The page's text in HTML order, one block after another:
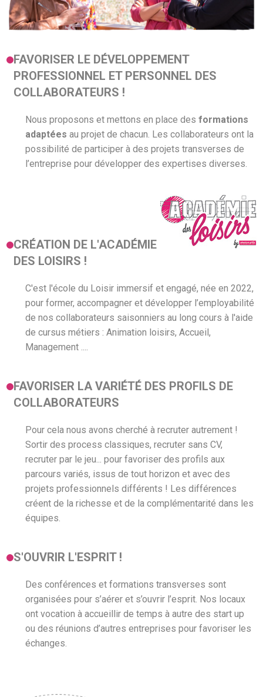
FAVORISER LE DÉVELOPPEMENT
PROFESSIONNEL ET PERSONNEL DES
COLLABORATEURS !
Nous proposons et mettons en place desformations
adaptées au projet de chacun. Les collaborateurs ont la
possibilité de participer à des projets transverses de
l’entreprise pour développer des expertises diverses.
CRÉATION DE L'ACADÉMIE
DES LOISIRS !
C'est l'école du Loisir immersif et engagé, née en 2022,
pour former, accompagner et développer l’employabilité
de nos collaborateurs saisonniers au long cours à l'aide
de cursus métiers : Animation loisirs, Accueil,
Management ....
FAVORISER LA VARIÉTÉ DES PROFILS DE
COLLABORATEURS
Pour cela nous avons cherché à recruter autrement !
Sortir des process classiques, recruter sans CV,
recruter par le jeu... pour favoriser des profils aux
parcours variés, issus de tout horizon et avec des
projets professionnels différents ! Les différences
créent de la richesse et de la complémentarité dans les
équipes.
S'OUVRIR L'ESPRIT !
Des conférences et formations transverses sont
organisées pour s’aérer et s’ouvrir l’esprit. Nos locaux
ont vocation à accueillir de temps à autre des start up
ou des réunions d’autres entreprises pour favoriser les
échanges.